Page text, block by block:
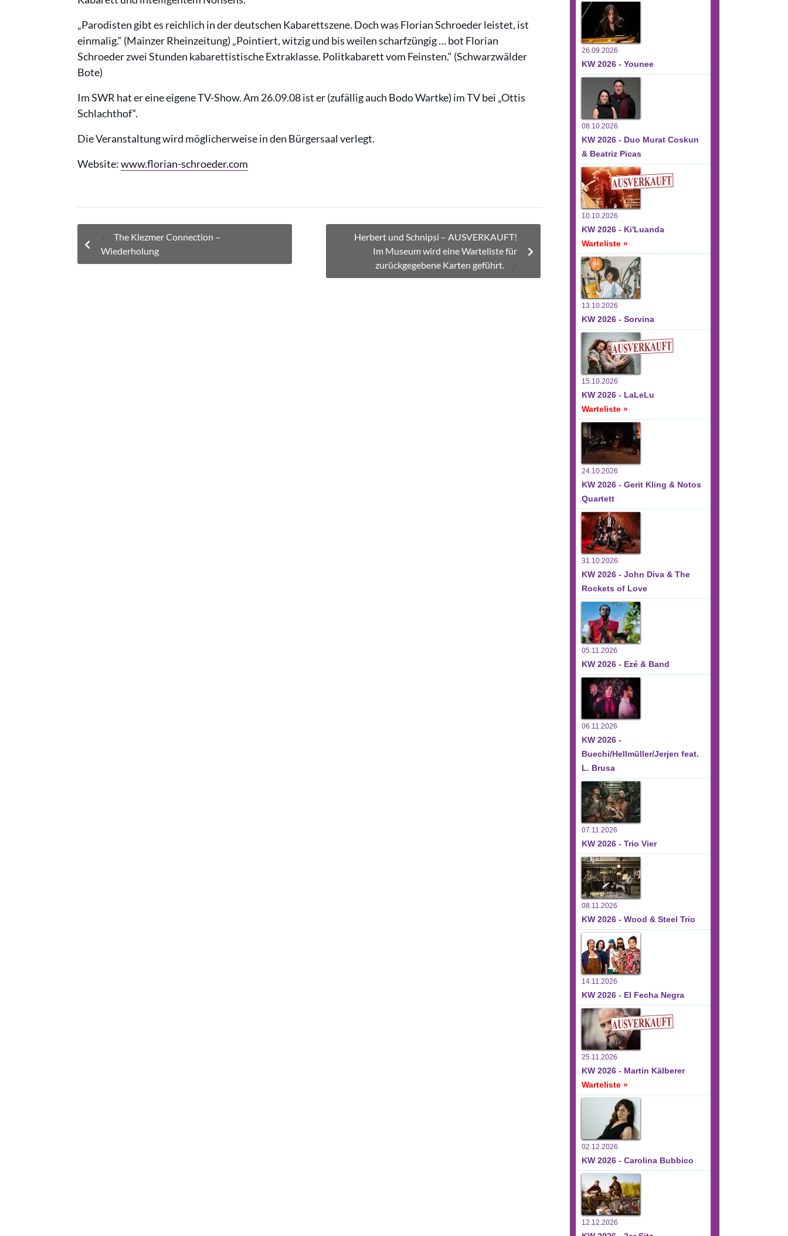
„Parodisten gibt es reichlich in der deutschen Kabarettszene. Doch was Florian Schroeder leistet, ist
einmalig.“ (Mainzer Rheinzeitung) „Pointiert, witzig und bis weilen scharfzüngig … bot Florian
Schroeder zwei Stunden kabarettistische Extraklasse. Politkabarett vom Feinsten.“ (Schwarzwälder
Bote)
Im SWR hat er eine eigene TV-Show. Am 26.09.08 ist er (zufällig auch Bodo Wartke) im TV bei „Ottis
Schlachthof“.
Die Veranstaltung wird möglicherweise in den Bürgersaal verlegt.
Website:www.florian-schroeder.com
The Klezmer Connection –
Wiederholung
Herbert und Schnipsi – AUSVERKAUFT!
Im Museum wird eine Warteliste für
zurückgegebene Karten geführt.
26.09.2026
KW 2026 - Younee
08.10.2026
KW 2026 - Duo Murat Coskun
& Beatriz Picas
10.10.2026
KW 2026 - Ki'Luanda
Warteliste »
13.10.2026
KW 2026 - Sorvina
15.10.2026
KW 2026 - LaLeLu
Warteliste »
24.10.2026
KW 2026 - Gerit Kling & Notos
Quartett
31.10.2026
KW 2026 - John Diva & The
Rockets of Love
05.11.2026
KW 2026 - Ezé & Band
06.11.2026
KW 2026 -
Buechi/Hellmüller/Jerjen feat.
L. Brusa
07.11.2026
KW 2026 - Trio Vier
08.11.2026
KW 2026 - Wood & Steel Trio
14.11.2026
KW 2026 - El Fecha Negra
25.11.2026
KW 2026 - Martin Kälberer
Warteliste »
02.12.2026
KW 2026 - Carolina Bubbico
12.12.2026